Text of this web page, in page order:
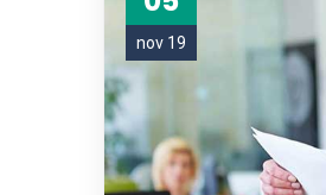
nov 19